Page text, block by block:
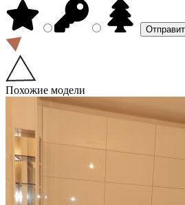
Похожие модели